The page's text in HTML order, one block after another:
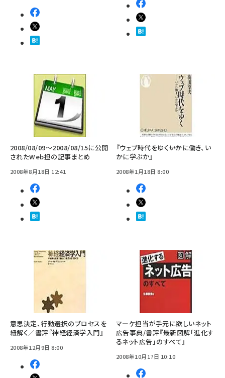
2008/08/09～2008/08/15に公開
されたWeb担の記事まとめ
2008年8月18日 12:41
『ウェブ時代をゆく――いかに働き、い
かに学ぶか』
2008年1月18日 8:00
意思決定、行動選択のプロセスを
紐解く／書評『神経経済学入門』
2008年12月9日 8:00
マーケ担当が手元に欲しいネット
広告事典/書評『最新図解「進化す
るネット広告」のすべて』
2008年10月17日 10:10